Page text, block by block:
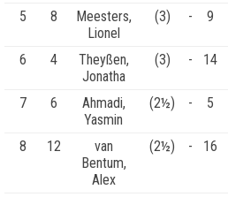
5 8
Meesters,
Lionel
(3) - 9
6 4
Theyßen,
Jonatha
(3) - 14
7 6
Ahmadi,
Yasmin
(2½) - 5
8 12
van
Bentum,
Alex
(2½) - 16